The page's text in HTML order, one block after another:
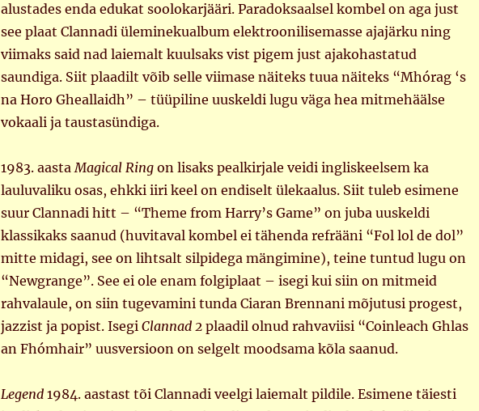
alustades enda edukat soolokarjääri. Paradoksaalsel kombel on aga just
see plaat Clannadi üleminekualbum elektroonilisemasse ajajärku ning
viimaks said nad laiemalt kuulsaks vist pigem just ajakohastatud
saundiga. Siit plaadilt võib selle viimase näiteks tuua näiteks “Mhórag ‘s
na Horo Gheallaidh” – tüüpiline uuskeldi lugu väga hea mitmehäälse
vokaali ja taustasündiga.
1983. aastaMagical Ringon lisaks pealkirjale veidi ingliskeelsem ka
lauluvaliku osas, ehkki iiri keel on endiselt ülekaalus. Siit tuleb esimene
suur Clannadi hitt – “Theme from Harry’s Game” on juba uuskeldi
klassikaks saanud (huvitaval kombel ei tähenda refrääni “Fol lol de dol”
mitte midagi, see on lihtsalt silpidega mängimine), teine tuntud lugu on
“Newgrange”. See ei ole enam folgiplaat – isegi kui siin on mitmeid
rahvalaule, on siin tugevamini tunda Ciaran Brennani mõjutusi progest,
jazzist ja popist. Isegi Clannad 2plaadil olnud rahvaviisi “Coinleach Ghlas
an Fhómhair” uusversioon on selgelt moodsama kõla saanud.
Legend1984. aastast tõi Clannadi veelgi laiemalt pildile. Esimene täiesti